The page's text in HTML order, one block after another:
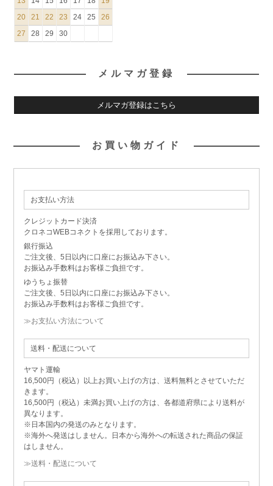
20
21 22 23 24 25
26
27
28 29 30
メルマガ登録
メルマガ登録はこちら
お買い物ガイド
お支払い方法
クレジットカード決済
クロネコWEBコネクトを採用しております。
銀行振込
ご注文後、5日以内に口座にお振込み下さい。
お振込み手数料はお客様ご負担です。
ゆうちょ振替
ご注文後、5日以内に口座にお振込み下さい。
お振込み手数料はお客様ご負担です。
≫お支払い方法について
送料・配送について
ヤマト運輸
16,500円（税込）以上お買い上げの方は、送料無料とさせていただ
きます。
16,500円（税込）未満お買い上げの方は、各都道府県により送料が
異なります。
※日本国内の発送のみとなります。
※海外へ発送はしません。日本から海外への転送された商品の保証
はしません。
≫送料・配送について